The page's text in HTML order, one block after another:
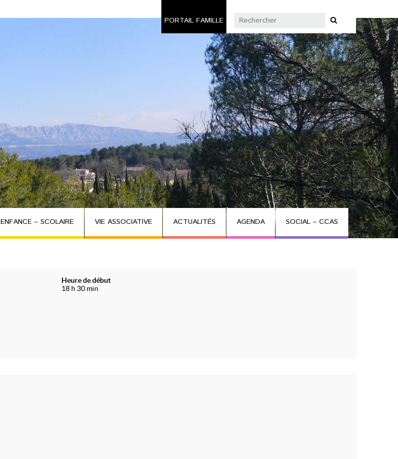
PORTAIL FAMILLE
ENFANCE – SCOLAIRE VIE ASSOCIATIVE ACTUALITÉS AGENDA SOCIAL – CCAS
Heure de début
18 h 30 min